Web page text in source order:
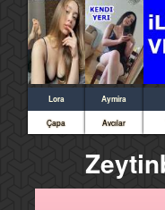
Lora
Çapa
Aymira
Avcılar